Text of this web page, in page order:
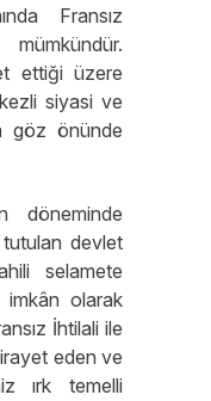
Fransız
ettiği üzere
siyasi ve
göz önünde
döneminde
tutulan devlet
selamete
imkân olarak
İhtilali ile
eden ve
ırk temelli